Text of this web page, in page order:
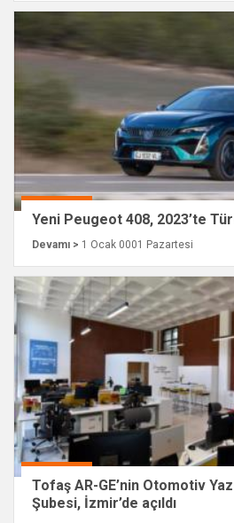
Yeni Peugeot 408, 2023’te
Devamı > 1 Ocak 0001 Pazartesi
Tofaş AR-GE’nin Otomotiv
Şubesi, İzmir’de açıldı